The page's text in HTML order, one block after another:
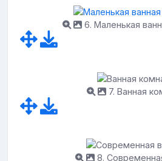
6. Маленькая
7. Ванная
8.